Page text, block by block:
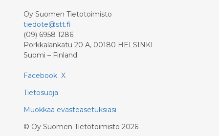
Oy Suomen Tietotoimisto
tiedote@stt.fi
(09) 6958 1286
Porkkalankatu 20 A, 00180 HELSINKI
Suomi – Finland
Facebook X
Tietosuoja
Muokkaa evästeasetuksiasi
© Oy Suomen Tietotoimisto 2026